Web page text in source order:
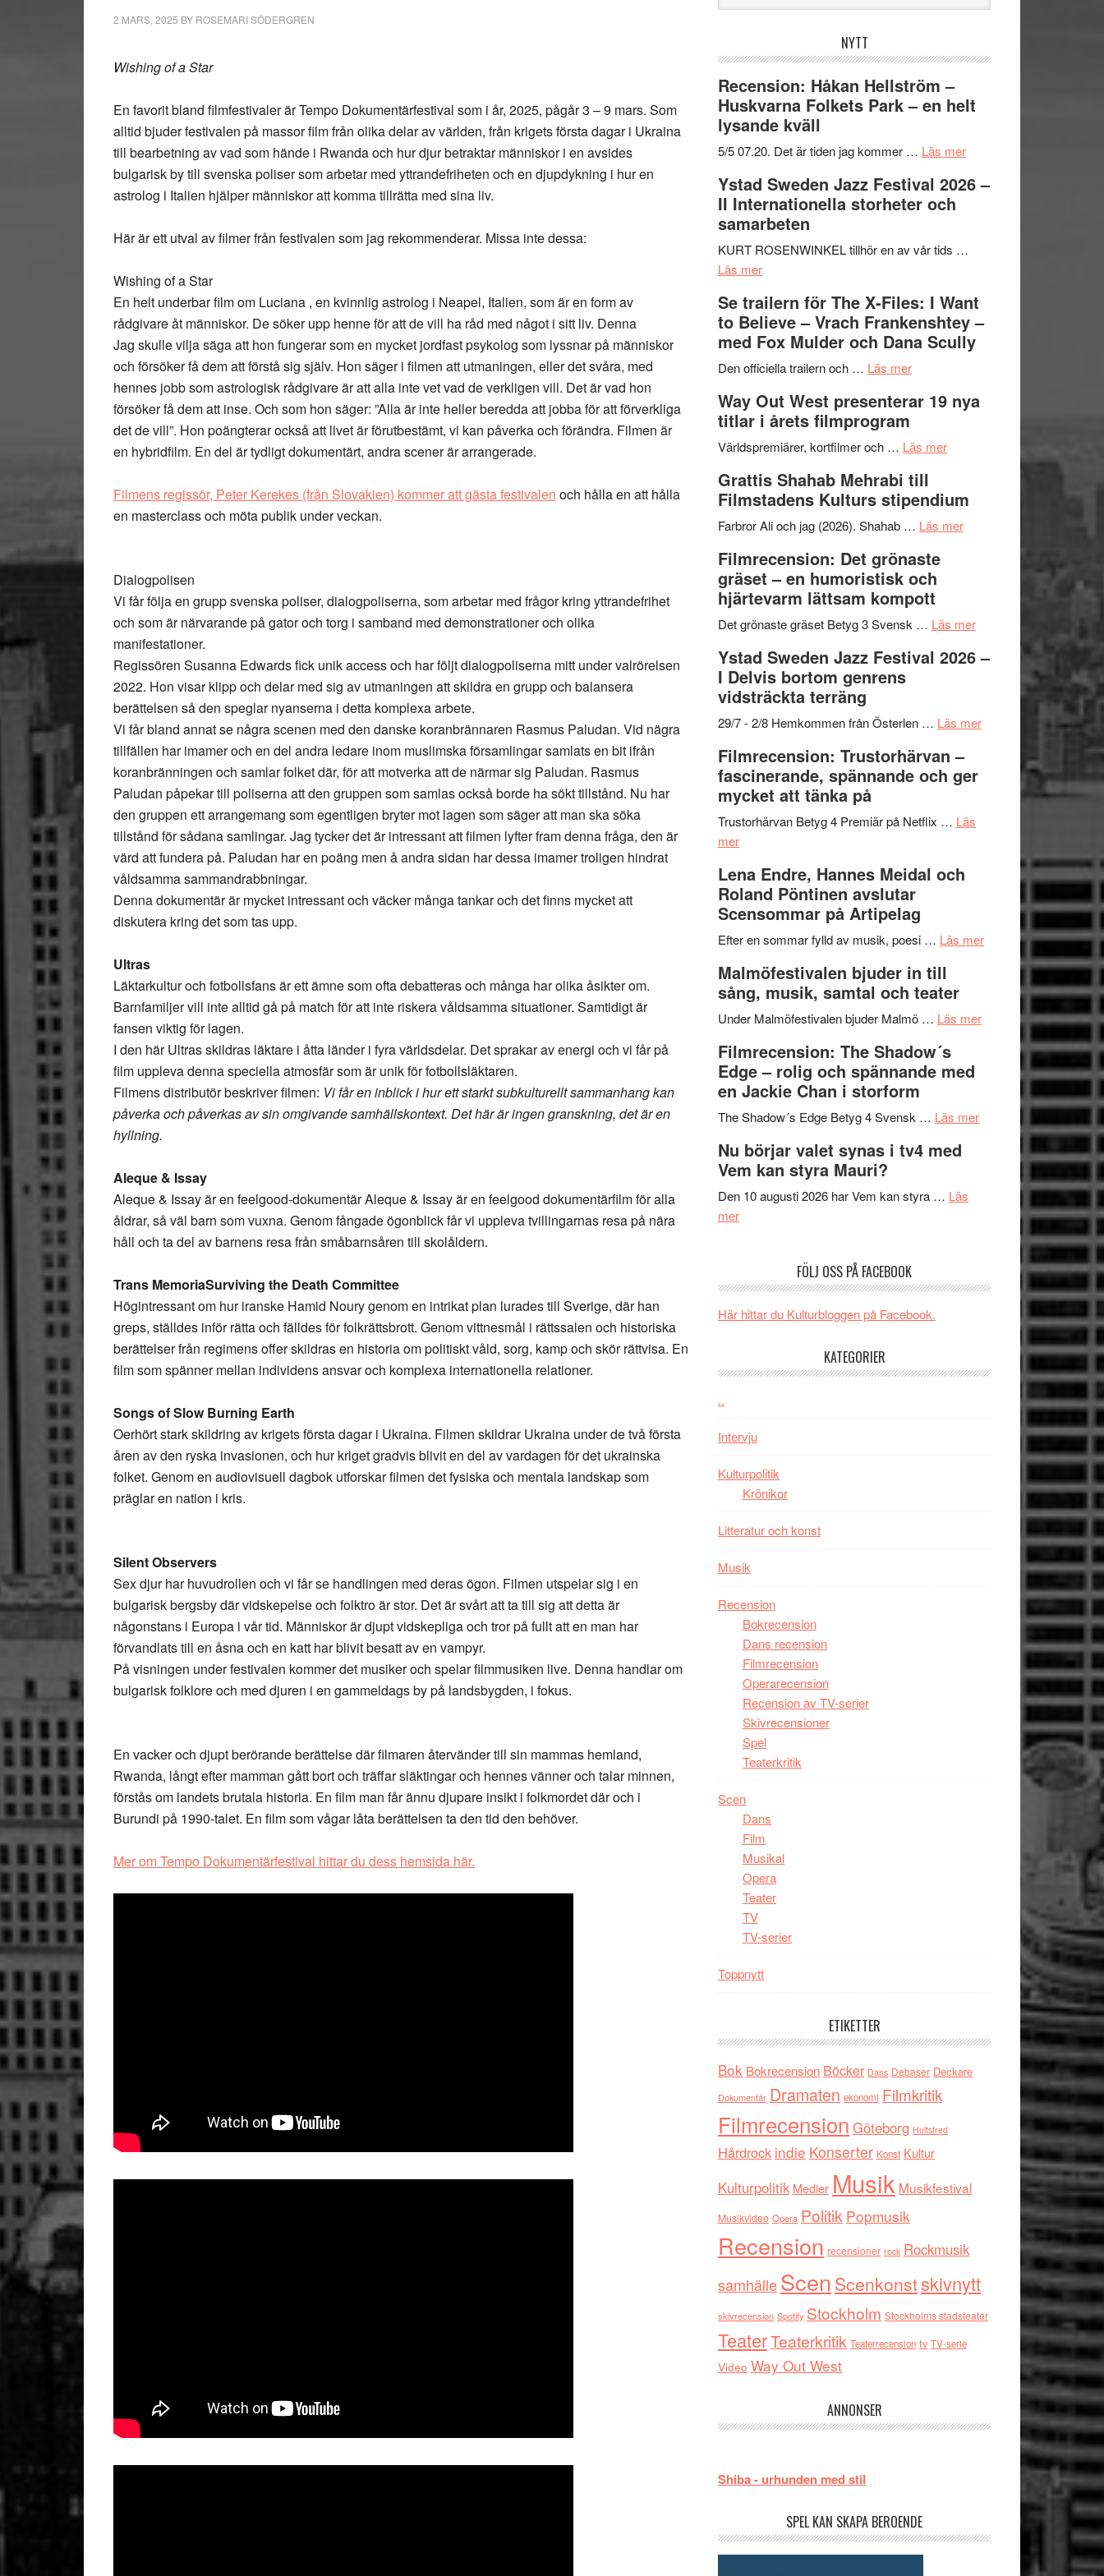
2 MARS, 2025 BY ROSEMARI SÖDERGREN
Wishing of a Star
En favorit bland filmfestivaler är Tempo Dokumentärfestival som i år, 2025, pågår 3 – 9 mars. Som
alltid bjuder festivalen på massor film från olika delar av världen, från krigets första dagar i Ukraina
till bearbetning av vad som hände i Rwanda och hur djur betraktar människor i en avsides
bulgarisk by till svenska poliser som arbetar med yttrandefriheten och en djupdykning i hur en
astrolog i Italien hjälper människor att komma tillrätta med sina liv.
Här är ett utval av filmer från festivalen som jag rekommenderar. Missa inte dessa:
Wishing of a Star
En helt underbar film om Luciana , en kvinnlig astrolog i Neapel, Italien, som är en form av
rådgivare åt människor. De söker upp henne för att de vill ha råd med något i sitt liv. Denna
Jag skulle vilja säga att hon fungerar som en mycket jordfast psykolog som lyssnar på människor
och försöker få dem att förstå sig själv. Hon säger i filmen att utmaningen, eller det svåra, med
hennes jobb som astrologisk rådgivare är att alla inte vet vad de verkligen vill. Det är vad hon
försöker få dem att inse. Och som hon säger: ”Alla är inte heller beredda att jobba för att förverkliga
det de vill”. Hon poängterar också att livet är förutbestämt, vi kan påverka och förändra. Filmen är
en hybridfilm. En del är tydligt dokumentärt, andra scener är arrangerade.
Filmens regissör, Peter Kerekes (från Slovakien) kommer att gästa festivalen och hålla en att hålla
en masterclass och möta publik under veckan.
Dialogpolisen
Vi får följa en grupp svenska poliser, dialogpoliserna, som arbetar med frågor kring yttrandefrihet
och som är närvarande på gator och torg i samband med demonstrationer och olika
manifestationer.
Regissören Susanna Edwards fick unik access och har följt dialogpoliserna mitt under valrörelsen
2022. Hon visar klipp och delar med sig av utmaningen att skildra en grupp och balansera
berättelsen så den speglar nyanserna i detta komplexa arbete.
Vi får bland annat se några scenen med den danske koranbrännaren Rasmus Paludan. Vid nägra
tillfällen har imamer och en del andra ledare inom muslimska församlingar samlats en bit ifrån
koranbränningen och samlar folket där, för att motverka att de närmar sig Paludan. Rasmus
Paludan påpekar till poliserna att den gruppen som samlas också borde ha sökt tillstånd. Nu har
den gruppen ett arrangemang som egentligen bryter mot lagen som säger att man ska söka
tillstånd för sådana samlingar. Jag tycker det är intressant att filmen lyfter fram denna fråga, den är
värd att fundera på. Paludan har en poäng men å andra sidan har dessa imamer troligen hindrat
våldsamma sammandrabbningar.
Denna dokumentär är mycket intressant och väcker många tankar och det finns mycket att
diskutera kring det som tas upp.
Ultras
Läktarkultur och fotbollsfans är ett ämne som ofta debatteras och många har olika åsikter om.
Barnfamiljer vill inte alltid gå på match för att inte riskera våldsamma situationer. Samtidigt är
fansen viktig för lagen.
I den här Ultras skildras läktare i åtta länder i fyra världsdelar. Det sprakar av energi och vi får på
film uppleva denna speciella atmosfär som är unik för fotbollsläktaren.
Filmens distributör beskriver filmen: Vi får en inblick i hur ett starkt subkulturellt sammanhang kan
påverka och påverkas av sin omgivande samhällskontext. Det här är ingen granskning, det är en
hyllning.
Aleque & Issay
Aleque & Issay är en feelgood-dokumentär Aleque & Issay är en feelgood dokumentärfilm för alla
åldrar, så väl barn som vuxna. Genom fångade ögonblick får vi uppleva tvillingarnas resa på nära
håll och ta del av barnens resa från småbarnsåren till skolåldern.
Trans MemoriaSurviving the Death Committee
Högintressant om hur iranske Hamid Noury genom en intrikat plan lurades till Sverige, där han
greps, ställdes inför rätta och fälldes för folkrättsbrott. Genom vittnesmål i rättssalen och historiska
berättelser från regimens offer skildras en historia om politiskt våld, sorg, kamp och skör rättvisa. En
film som spänner mellan individens ansvar och komplexa internationella relationer.
Songs of Slow Burning Earth
Oerhört stark skildring av krigets första dagar i Ukraina. Filmen skildrar Ukraina under de två första
åren av den ryska invasionen, och hur kriget gradvis blivit en del av vardagen för det ukrainska
folket. Genom en audiovisuell dagbok utforskar filmen det fysiska och mentala landskap som
präglar en nation i kris.
Silent Observers
Sex djur har huvudrollen och vi får se handlingen med deras ögon. Filmen utspelar sig i en
bulgarisk bergsby där vidskepelse och folktro är stor. Det är svårt att ta till sig att detta är
någonstans i Europa i vår tid. Människor är djupt vidskepliga och tror på fullt att en man har
förvandlats till en åsna och en katt har blivit besatt av en vampyr.
På visningen under festivalen kommer det musiker och spelar filmmusiken live. Denna handlar om
bulgarisk folklore och med djuren i en gammeldags by på landsbygden, i fokus.
En vacker och djupt berörande berättelse där filmaren återvänder till sin mammas hemland,
Rwanda, långt efter mamman gått bort och träffar släktingar och hennes vänner och talar minnen,
förstås om landets brutala historia. En film man får ännu djupare insikt i folkmordet där och i
Burundi på 1990-talet. En film som vågar låta berättelsen ta den tid den behöver.
Mer om Tempo Dokumentärfestival hittar du dess hemsida här.
webbplatsen
NYTT
Recension: Håkan Hellström –
Huskvarna Folkets Park – en helt
lysande kväll
5/5 07.20. Det är tiden jag kommer … Läs merom
Håkan
–
en
helt
Ystad Sweden Jazz Festival 2026 –
II Internationella storheter och
samarbeten
KURT ROSENWINKEL tillhör en av vår tids …
Läs merom
Sweden
Jazz
Festival
2026
II
Internationella
storheter
samarbeten
Se trailern för The X-Files: I Want
to Believe – Vrach Frankenshtey –
med Fox Mulder och Dana Scully
Den officiella trailern och … Läs merom
trailern
The
Files:
I
Want
Believe
–
Vrach
Frankenshtey
med
och
Scully
Way Out West presenterar 19 nya
titlar i årets filmprogram
Världspremiärer, kortfilmer och … Läs merom
West
presenterar
årets
Grattis Shahab Mehrabi till
Filmstadens Kulturs stipendium
Farbror Ali och jag (2026). Shahab … Läs merom
Filmstadens
stipendium
Filmrecension: Det grönaste
gräset – en humoristisk och
hjärtevarm lättsam kompott
Det grönaste gräset Betyg 3 Svensk … Läs merom
Filmrecension:
Det
–
humoristisk
och
hjärtevarm
Ystad Sweden Jazz Festival 2026 –
I Delvis bortom genrens
vidsträckta terräng
29/7 - 2/8 Hemkommen från Österlen … Läs merom
Festival
genrens
vidsträckta
Filmrecension: Trustorhärvan –
fascinerande, spännande och ger
mycket att tänka på
Trustorhärvan Betyg 4 Premiär på Netflix … Läs
merom
Trustorhärvan
–
fascinerande,
spännande
ger
mycket
att
på
Lena Endre, Hannes Meidal och
Roland Pöntinen avslutar
Scensommar på Artipelag
Efter en sommar fylld av musik, poesi … Läs merom
Hannes
Roland
Pöntinen
avslutar
Artipelag
Malmöfestivalen bjuder in till
sång, musik, samtal och teater
Under Malmöfestivalen bjuder Malmö … Läs merom
Malmöfestivalen
Filmrecension: The Shadow´s
Edge – rolig och spännande med
en Jackie Chan i storform
The Shadow´s Edge Betyg 4 Svensk … Läs merom
Filmrecension:
Shadow
spännande
Chan
storform
Nu börjar valet synas i tv4 med
Vem kan styra Mauri?
Den 10 augusti 2026 har Vem kan styra … Läs
merom
synas
Vem
Mauri?
FÖLJ OSS PÅ FACEBOOK
Här hittar du Kulturbloggen på Facebook.
KATEGORIER
..
Intervju
Kulturpolitik
Krönikor
Litteratur och konst
Musik
Recension
Bokrecension
Dans recension
Filmrecension
Operarecension
Recension av TV-serier
Skivrecensioner
Spel
Teaterkritik
Scen
Dans
Film
Musikal
Opera
Teater
TV
TV-serier
Toppnytt
ETIKETTER
Bok Bokrecension Böcker Dans Debaser Deckare
Dokumentär Dramaten ekonomi Filmkritik
Filmrecension Göteborg Hultsfred
Hårdrock indie Konserter Konst Kultur
Kulturpolitik Medier Musik Musikfestival
Musikvideo Opera Politik Popmusik
Recension recensioner rock Rockmusik
samhälleScen Scenkonstskivnytt
skivrecension Spotify Stockholm Stockholms stadsteater
TeaterTeaterkritik Teaterrecension tv TV-serie
Video Way Out West
ANNONSER
Shiba - urhunden med stil
SPEL KAN SKAPA BEROENDE